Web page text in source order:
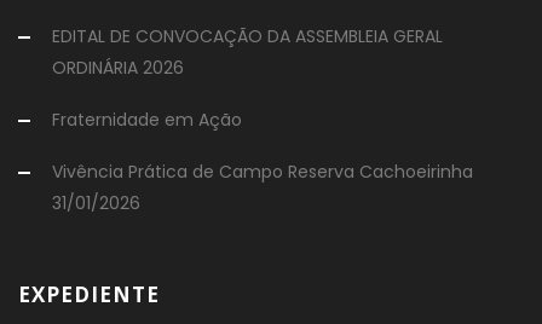
EDITAL DE CONVOCAÇÃO DA ASSEMBLEIA GERAL
ORDINÁRIA 2026
Fraternidade em Ação
Vivência Prática de Campo Reserva Cachoeirinha
31/01/2026
EXPEDIENTE